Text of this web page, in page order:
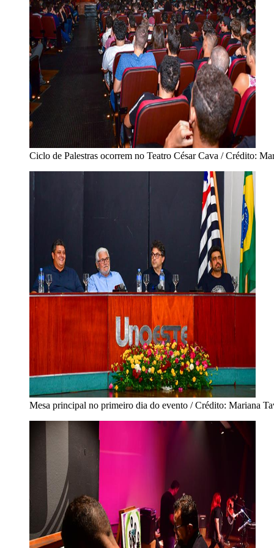
Ciclo de Palestras ocorrem no Teatro César Cava / Crédito:
Mesa principal no primeiro dia do evento / Crédito: Mariana